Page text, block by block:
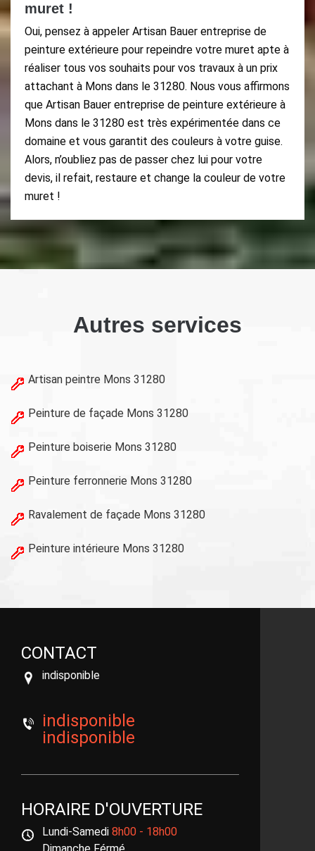
muret !
Oui, pensez à appeler Artisan Bauer entreprise de
peinture extérieure pour repeindre votre muret apte à
réaliser tous vos souhaits pour vos travaux à un prix
attachant à Mons dans le 31280. Nous vous affirmons
que Artisan Bauer entreprise de peinture extérieure à
Mons dans le 31280 est très expérimentée dans ce
domaine et vous garantit des couleurs à votre guise.
Alors, n’oubliez pas de passer chez lui pour votre
devis, il refait, restaure et change la couleur de votre
muret !
Autres services
Artisan peintre Mons 31280
Peinture de façade Mons 31280
Peinture boiserie Mons 31280
Peinture ferronnerie Mons 31280
Ravalement de façade Mons 31280
Peinture intérieure Mons 31280
CONTACT
indisponible
indisponible
indisponible
HORAIRE D'OUVERTURE
Lundi-Samedi 8h00 - 18h00